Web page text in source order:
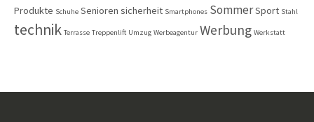
Produkte Schuhe Senioren sicherheit Smartphones SommerSport Stahl
technik Terrasse Treppenlift Umzug Werbeagentur Werbung Werkstatt